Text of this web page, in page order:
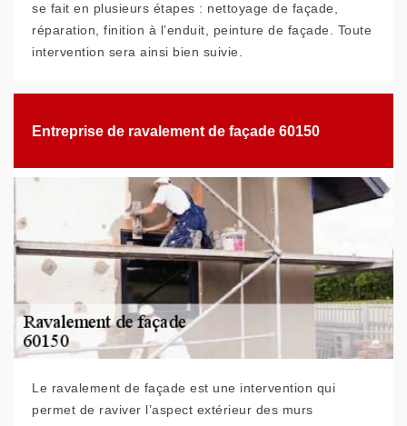
se fait en plusieurs étapes : nettoyage de façade,
réparation, finition à l’enduit, peinture de façade. Toute
intervention sera ainsi bien suivie.
Entreprise de ravalement de façade 60150
Le ravalement de façade est une intervention qui
permet de raviver l’aspect extérieur des murs